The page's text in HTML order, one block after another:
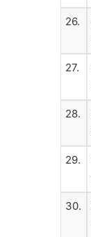
26.
27.
28.
29.
30.